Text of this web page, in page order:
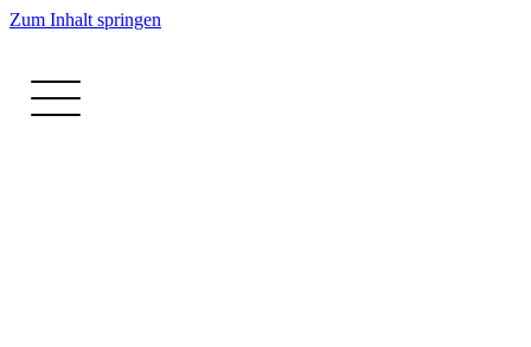
Zum Inhalt springen